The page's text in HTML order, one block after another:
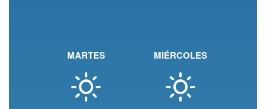
MARTES MIÉRCOLES